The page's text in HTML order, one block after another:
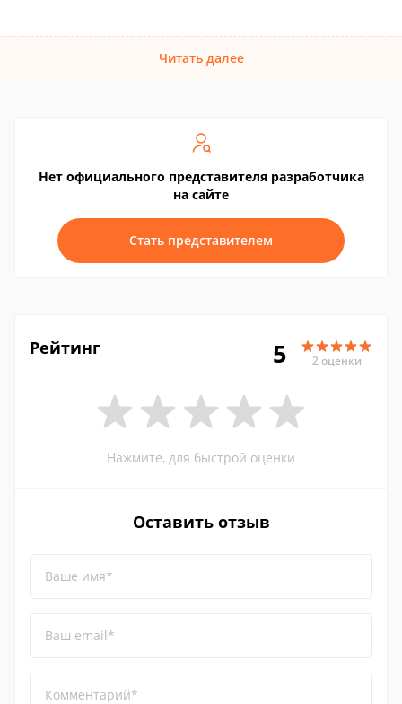
Читать далее
Нет официального представителя разработчика
на сайте
Стать представителем
Рейтинг 5 2 оценки
Нажмите, для быстрой оценки
Оставить отзыв
Ваше имя*
Ваш email*
Комментарий*